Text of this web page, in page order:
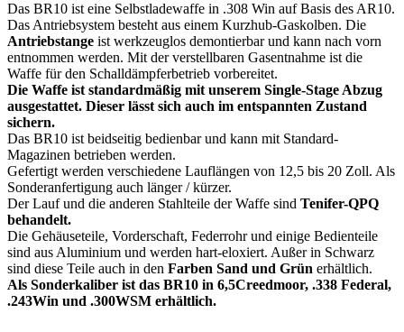
Das BR10 ist eine Selbstladewaffe in .308 Win auf Basis des AR10.
Das Antriebsystem besteht aus einem Kurzhub-Gaskolben. Die
Antriebstange ist werkzeuglos demontierbar und kann nach vorn
entnommen werden. Mit der verstellbaren Gasentnahme ist die
Waffe für den Schalldämpferbetrieb vorbereitet.
Die Waffe ist standardmäßig mit unserem Single-Stage Abzug
ausgestattet. Dieser lässt sich auch im entspannten Zustand
sichern.
Das BR10 ist beidseitig bedienbar und kann mit Standard-
Magazinen betrieben werden.
Gefertigt werden verschiedene Lauflängen von 12,5 bis 20 Zoll. Als
Sonderanfertigung auch länger / kürzer.
Der Lauf und die anderen Stahlteile der Waffe sind Tenifer-QPQ
behandelt.
Die Gehäuseteile, Vorderschaft, Federrohr und einige Bedienteile
sind aus Aluminium und werden hart-eloxiert. Außer in Schwarz
sind diese Teile auch in den Farben Sand und Grün erhältlich.
Als Sonderkaliber ist das BR10 in 6,5Creedmoor, .338 Federal,
.243Win und .300WSM erhältlich.